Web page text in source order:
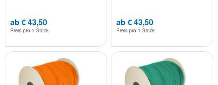
ab € 43,50
Preis pro 1 Stück
ab € 43,50
Preis pro 1 Stück